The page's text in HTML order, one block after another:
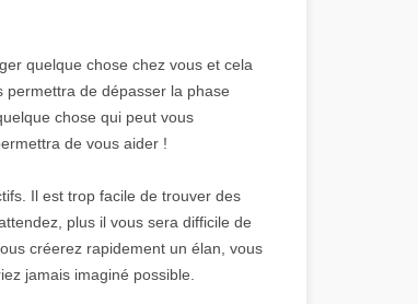
quelque chose chez vous et cela
de dépasser la phase
chose qui peut vous
de vous aider !
Il est trop facile de trouver des
plus il vous sera difficile de
créerez rapidement un élan, vous
jamais imaginé possible.